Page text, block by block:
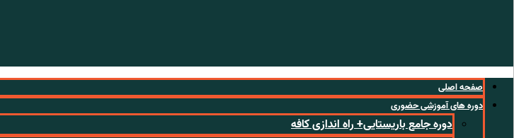
صفحه اصلی
دوره های آموزشی حضوری
دوره جامع باریستایی+ راه اندازی کافه